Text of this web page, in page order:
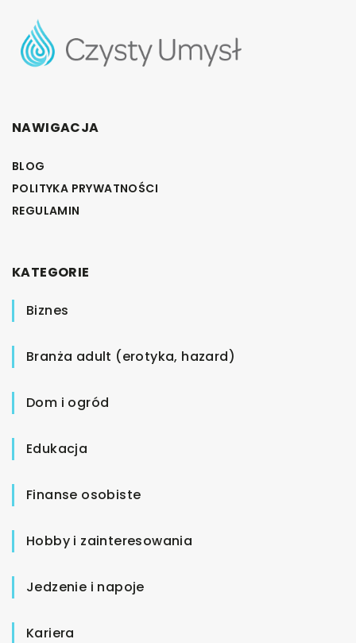
NAWIGACJA
BLOG
POLITYKA PRYWATNOŚCI
REGULAMIN
KATEGORIE
Biznes
Branża adult (erotyka, hazard)
Dom i ogród
Edukacja
Finanse osobiste
Hobby i zainteresowania
Jedzenie i napoje
Kariera